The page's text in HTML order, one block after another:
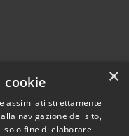
© 2026 • Comune di
San Martino di Venezze •
Powered by Municipium•
×
cookie
assimilati strettamente
navigazione del sito,
solo fine di elaborare